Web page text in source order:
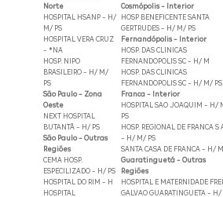
Norte
HOSPITAL HSANP - H/
M/ PS
HOSPITAL VERA CRUZ
- *NA
HOSP. NIPO
BRASILEIRO - H/ M/
PS
São Paulo - Zona
Oeste
NEXT HOSPITAL
BUTANTÃ - H/ PS
São Paulo - Outras
Regiões
CEMA HOSP.
ESPECILIZADO - H/ PS
HOSPITAL DO RIM - H
HOSPITAL
Cosmópolis - Interior
HOSP BENEFICENTE SANTA
GERTRUDES - H/ M/ PS
Fernandópolis - Interior
HOSP. DAS CLINICAS
FERNANDOPOLIS SC - H/ M
HOSP. DAS CLINICAS
FERNANDOPOLIS SC - H/ M/ PS
Franca - Interior
HOSPITAL SAO JOAQUIM - H/
PS
HOSP. REGIONAL DE FRANCA S
- H/ M/ PS
SANTA CASA DE FRANCA - H/ M
Guaratinguetá - Outras
Regiões
HOSPITAL E MATERNIDADE FREI
GALVAO GUARATINGUETA - H/